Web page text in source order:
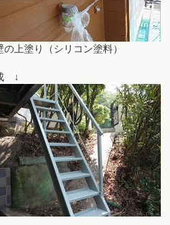
上塗り（シリコン塗料）
↓